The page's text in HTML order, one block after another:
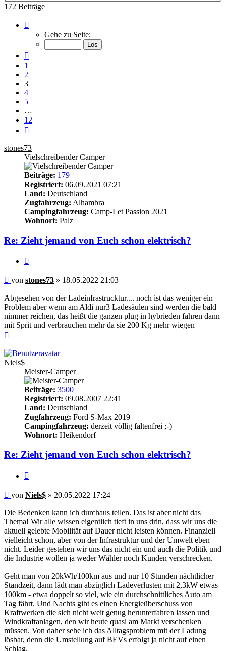
172 Beiträge
von
Gehe zu Seite:
1
2
3
4
5
…
12
stones73
Vielschreibender Camper
Beiträge: 179
Registriert: 06.09.2021 07:21
Land: Deutschland
Zugfahrzeug: Alhambra
Campingfahrzeug: Camp-Let Passion 2021
Wohnort: Palz
Re: Zieht jemand von Euch schon elektrisch?
Beitrag
von stones73 » 18.05.2022 21:03
Abgesehen von der Ladeinfrastrucktur.... noch ist das weniger ein
Problem aber wenn am Aldi nur3 Ladesäulen sind werden die bald
nimmer reichen, das heißt die ganzen plug in hybrieden fahren dann
mit Sprit und verbrauchen mehr da sie 200 Kg mehr wiegen
Niels$
Meister-Camper
Beiträge: 3500
Registriert: 09.08.2007 22:41
Land: Deutschland
Zugfahrzeug: Ford S-Max 2019
Campingfahrzeug: derzeit völlig faltenfrei ;-)
Wohnort: Heikendorf
Re: Zieht jemand von Euch schon elektrisch?
Beitrag
von Niels$ » 20.05.2022 17:24
Die Bedenken kann ich durchaus teilen. Das ist aber nicht das
Thema! Wir alle wissen eigentlich tieft in uns drin, dass wir uns die
aktuell gelebte Mobilität auf Dauer nicht leisten können. Finanziell
vielleicht schon, aber von der Infrastruktur und der Umwelt eben
nicht. Leider gestehen wir uns das nicht ein und auch die Politik und
die Industrie wollen ja weder Wähler noch Kunden verschrecken.
Geht man von 20kWh/100km aus und nur 10 Stunden nächtlicher
Standzeit, dann lädt man abzüglich Ladeverlusten mit 2,3kW etwas
100km - etwa doppelt so viel, wie ein durchschnittliches Auto am
Tag fährt. Und Nachts gibt es einen Energieüberschuss von
Kraftwerken die sich nicht weit genug herunterfahren lassen und
Windkraftanlagen, den wir heute quasi am Markt verschenken
müssen. Von daher sehe ich das Alltagsproblem mit der Ladung
lösbar, denn die Umstellung auf BEVs erfolgt ja nicht auf einen
Schlag.